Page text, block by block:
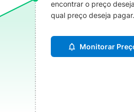
encontrar o preço
qual preço deseja pagar.
Monitorar